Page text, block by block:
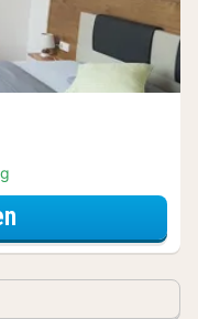
voor Comfort